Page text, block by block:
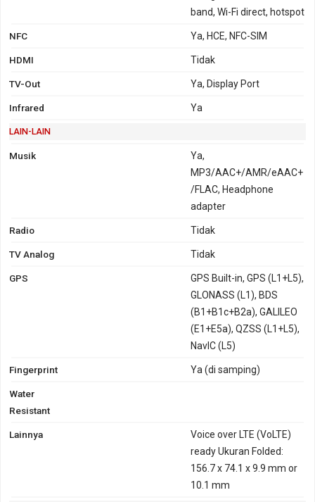
band, Wi-Fi direct, hotspot
NFC Ya, HCE, NFC-SIM
HDMI Tidak
TV-Out Ya, Display Port
Infrared Ya
LAIN-LAIN
Musik
Ya,
MP3/AAC+/AMR/eAAC+
/FLAC, Headphone
adapter
Radio Tidak
TV Analog Tidak
GPS
GPS Built-in, GPS (L1+L5),
GLONASS (L1), BDS
(B1+B1c+B2a), GALILEO
(E1+E5a), QZSS (L1+L5),
NavIC (L5)
Fingerprint Ya (di samping)
Water
Resistant
Lainnya
Voice over LTE (VoLTE)
ready Ukuran Folded:
156.7 x 74.1 x 9.9 mm or
10.1 mm